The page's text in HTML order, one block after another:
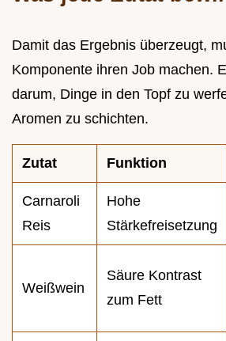
Damit das Ergebnis überzeugt,
Komponente ihren Job machen.
darum, Dinge in den Topf zu
Aromen zu schichten.
Zutat Funktion
Carnaroli
Reis
Hohe
Stärkefreisetzung
Weißwein
Säure Kontrast
zum Fett